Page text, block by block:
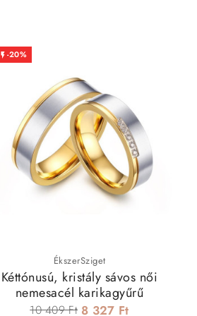
 -20%
ÉkszerSziget
Kéttónusú, kristály sávos női
nemesacél karikagyűrű
10 409 Ft 8 327 Ft